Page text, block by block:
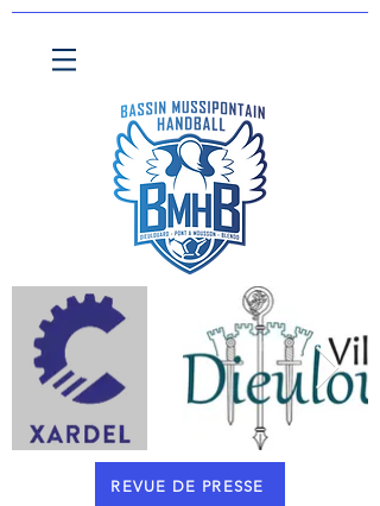
REVUE DE PRESSE